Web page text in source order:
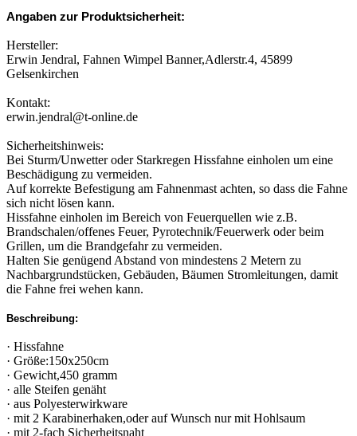
Angaben zur Produktsicherheit:
Hersteller:
Erwin Jendral, Fahnen Wimpel Banner,Adlerstr.4, 45899
Gelsenkirchen
Kontakt:
erwin.jendral@t-online.de
Sicherheitshinweis:
Bei Sturm/Unwetter oder Starkregen Hissfahne einholen um eine
Beschädigung zu vermeiden.
Auf korrekte Befestigung am Fahnenmast achten, so dass die Fahne
sich nicht lösen kann.
Hissfahne einholen im Bereich von Feuerquellen wie z.B.
Brandschalen/offenes Feuer, Pyrotechnik/Feuerwerk oder beim
Grillen, um die Brandgefahr zu vermeiden.
Halten Sie genügend Abstand von mindestens 2 Metern zu
Nachbargrundstücken, Gebäuden, Bäumen Stromleitungen, damit
die Fahne frei wehen kann.
Beschreibung:
· Hissfahne
· Größe:150x250cm
· Gewicht,450 gramm
· alle Steifen genäht
· aus Polyesterwirkware
· mit 2 Karabinerhaken,oder auf Wunsch nur mit Hohlsaum
· mit 2-fach Sicherheitsnaht